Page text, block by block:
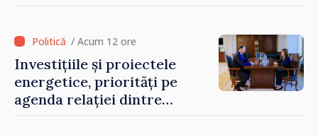
/ Acum 12 ore
Investițiile și proiectele
energetice, priorități pe
agenda relației dintre